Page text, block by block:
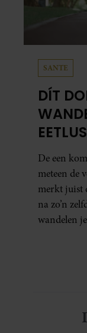
SANTE
DÍT
De een
meteen de
merkt juist
na zo’n
wandelen